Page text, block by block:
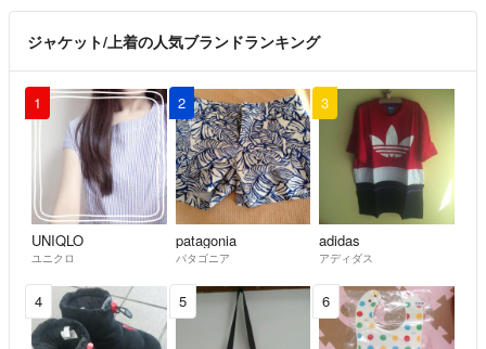
ジャケット/上着の人気ブランドランキング
1
UNIQLO
ユニクロ
2
patagonia
パタゴニア
3
adidas
アディダス
4 5 6